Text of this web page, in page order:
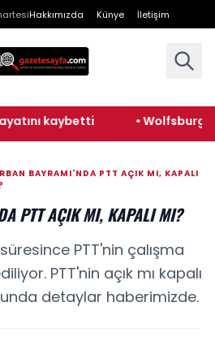
Hakkımızda Künye İletişim
kaybetti • Wolfsburg:
BAYRAMI'NDA PTT AÇIK MI, KAPALI
PTT AÇIK MI, KAPALI MI?
PTT'nin çalışma
PTT'nin açık mı kapalı
detaylar haberimizde.